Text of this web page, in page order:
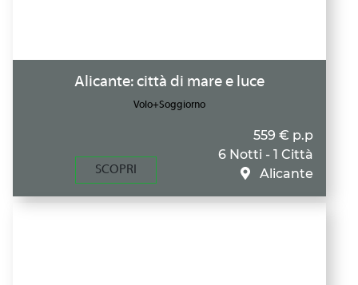
Alicante: città di mare e luce
Volo+Soggiorno
SCOPRI
559 € p.p
6 Notti - 1 Città
Alicante